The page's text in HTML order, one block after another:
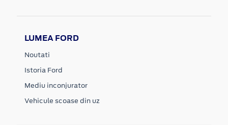
LUMEA FORD
Noutati
Istoria Ford
Mediu inconjurator
Vehicule scoase din uz